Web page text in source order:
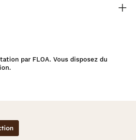
par FLOA. Vous disposez du